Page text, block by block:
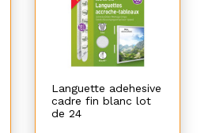
Languette adehesive
cadre fin blanc lot
de 24